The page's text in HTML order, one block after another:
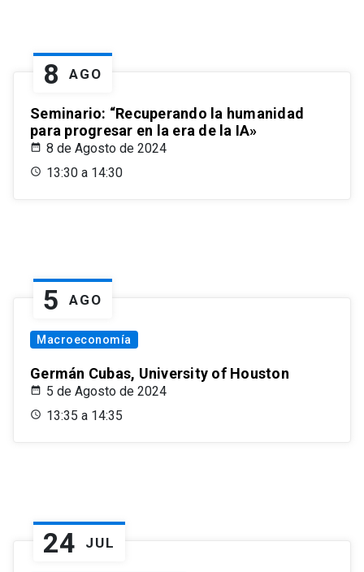
8 AGO
Seminario: “Recuperando la humanidad
para progresar en la era de la IA»
8 de Agosto de 2024
13:30 a 14:30
5 AGO
Macroeconomía
Germán Cubas, University of Houston
5 de Agosto de 2024
13:35 a 14:35
24 JUL